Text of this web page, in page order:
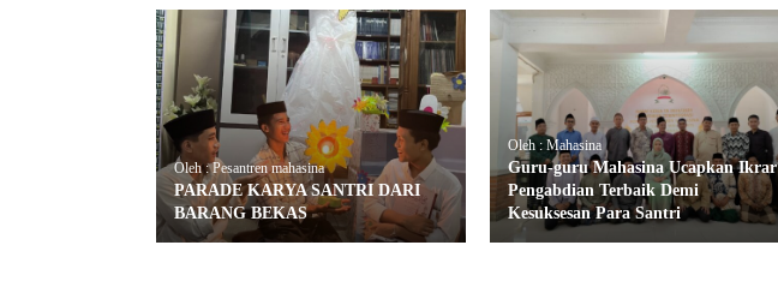
Oleh : Pesantren mahasina
PARADE KARYA SANTRI DARI
BARANG BEKAS
Oleh : Mahasina
Guru-guru Mahasina Ucapkan Ikrar
Pengabdian Terbaik Demi
Kesuksesan Para Santri